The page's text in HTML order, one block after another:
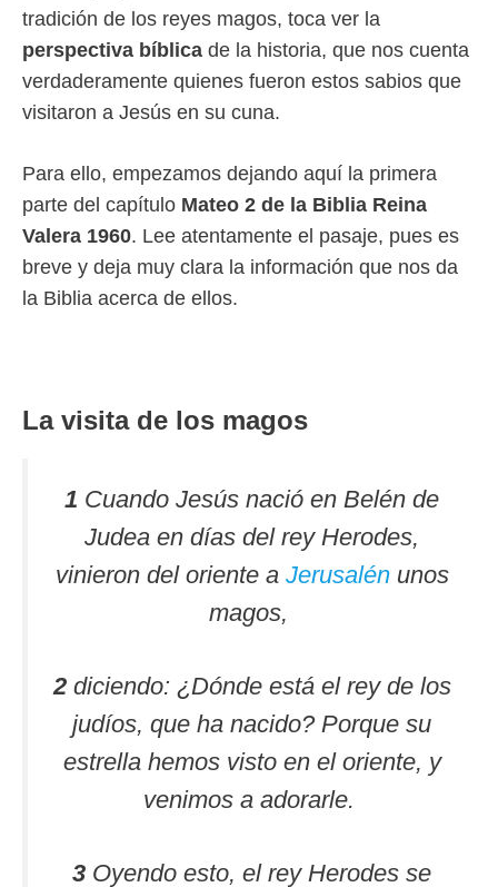
tradición de los reyes magos, toca ver la
perspectiva bíblica de la historia, que nos cuenta
verdaderamente quienes fueron estos sabios que
visitaron a Jesús en su cuna.
Para ello, empezamos dejando aquí la primera
parte del capítulo Mateo 2 de la Biblia Reina
Valera 1960. Lee atentamente el pasaje, pues es
breve y deja muy clara la información que nos da
la Biblia acerca de ellos.
La visita de los magos
1 Cuando Jesús nació en Belén de
Judea en días del rey Herodes,
vinieron del oriente a Jerusalénunos
magos,
2 diciendo: ¿Dónde está el rey de los
judíos, que ha nacido? Porque su
estrella hemos visto en el oriente, y
venimos a adorarle.
3 Oyendo esto, el rey Herodes se